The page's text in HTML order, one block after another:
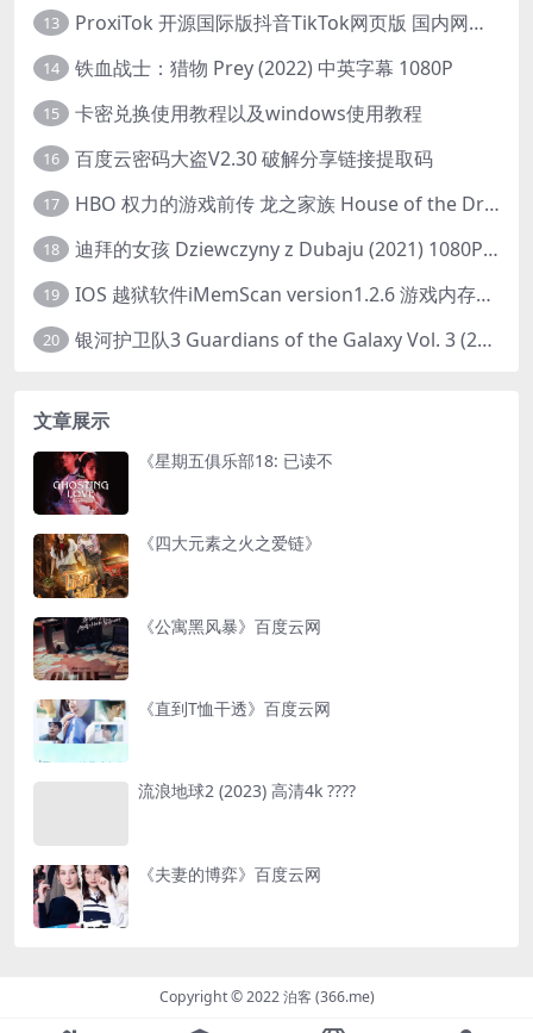
13 ProxiTok 开源国际版抖音TikTok网页版 国内网络直连
14 铁血战士：猎物 Prey (2022) 中英字幕 1080P
15 卡密兑换使用教程以及windows使用教程
16 百度云密码大盗V2.30 破解分享链接提取码
17 HBO 权力的游戏前传 龙之家族 House of the Dragon (2022) 中字 1080P 更新4集
18 迪拜的女孩 Dziewczyny z Dubaju (2021) 1080P 中字
19 IOS 越狱软件iMemScan version1.2.6 游戏内存修改器
20 银河护卫队3 Guardians of the Galaxy Vol. 3 (2023)4K高清资源1080p只分享精品
文章展示
《星期五俱乐部18: 已读不
《四大元素之火之爱链》
《公寓黑风暴》百度云网
《直到T恤干透》百度云网
流浪地球2 (2023) 高清4k ????
《夫妻的博弈》百度云网
Copyright © 2022 泊客 (366.me)